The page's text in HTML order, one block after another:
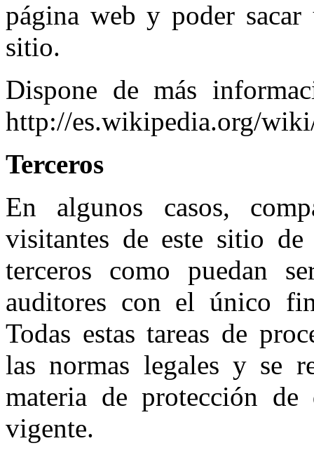
página web y poder
sitio.
Dispone de más
http://es.wikipedia.org/
Terceros
En algunos casos,
visitantes de este sitio
terceros como puedan
auditores con el único
Todas estas tareas de
las normas legales y se
materia de protección
vigente.